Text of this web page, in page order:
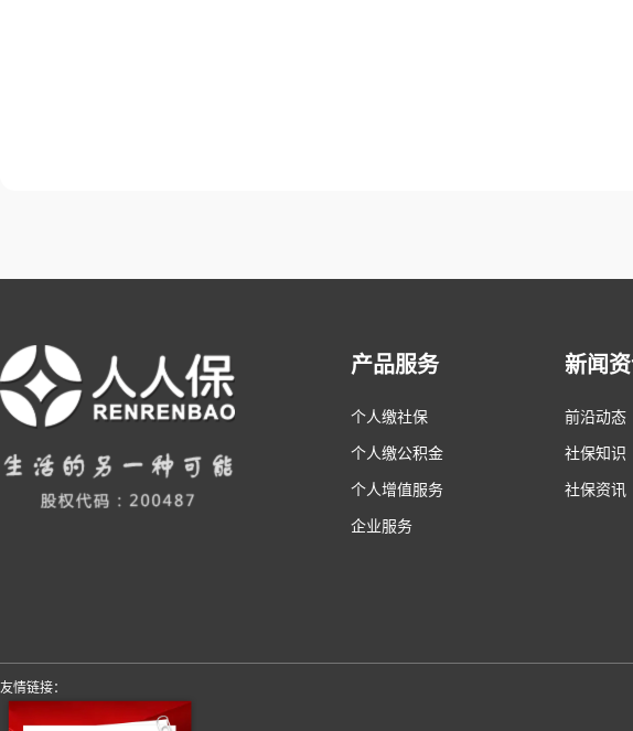
产品服务
个人缴社保
个人缴公积金
个人增值服务
企业服务
新闻
前沿动态
社保知识
社保资讯
友情链接：